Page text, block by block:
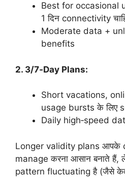
Best for occasional
1 दिन connectivity
Moderate data +
benefits
2. 3/7‑Day Plans:
Short vacations,
usage bursts के लिए
Daily high‑speed
Longer validity plans आपके
manage करना आसान बनाते
pattern fluctuating है (जैसे